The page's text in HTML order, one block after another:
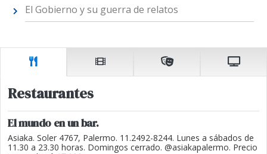
El Gobierno y su guerra de relatos
Restaurantes
El mundo en un bar.
Asiaka. Soler 4767, Palermo. 11.2492-8244. Lunes a sábados de
11.30 a 23.30 horas. Domingos cerrado. @asiakapalermo. Precio